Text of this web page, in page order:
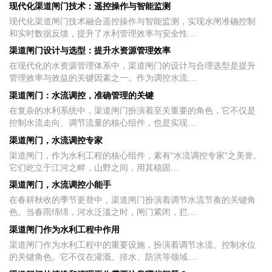
现代化渠道闸门技术：遥控操作与智能监测
现代化渠道闸门技术融合遥控操作与智能监测，实现水闸准确控制
和实时数据反馈，提升了水利管理效率与安全性…
渠道闸门设计与选型：提升水资源管理效率
在现代化的水资源管理体系中，渠道闸门的设计与合理选型是提升
管理效率与效益的关键因素之一。作为调控水流…
渠道闸门：水流调控，准确管理的关键
在复杂的水利系统中，渠道闸门扮演着至关重要的角色，它不仅是
控制水流走向、调节流量的核心组件，也是实现…
渠道闸门，水流调控专家
渠道闸门，作为水利工程的核心组件，素有“水流调控专家”之美誉。
它们屹立于江河之畔，山野之间，用其稳固…
渠道闸门，水流调控小能手
在春耕秋收的季节更替中，渠道闸门扮演着调节水流节奏的关键角
色。当春雨绵绵，河水泛滥之时，闸门紧闭，拦…
渠道闸门作为水利工程中作用
渠道闸门作为水利工程中的重要设施，扮演着调节水流、控制水位
的关键角色。它不仅在灌溉、排水、防洪等领域…